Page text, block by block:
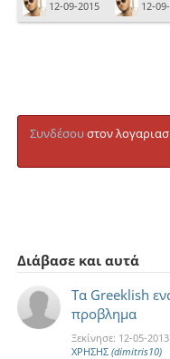
12-09-2015 12-
Συνδέσουστον
Διάβασε και αυτά
Τα Greeklish
προβλημα
Ξεκίνησε: 12-05-2013
ΧΡΗΣΗΣ (dimitris10)